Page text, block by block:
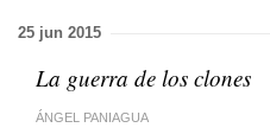
25 jun 2015
La guerra de los clones
ÁNGEL PANIAGUA